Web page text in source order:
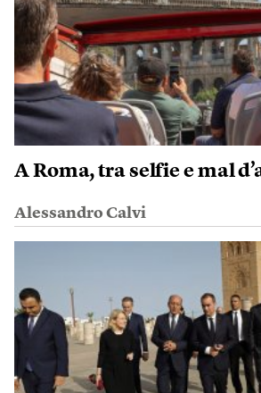
A Roma, tra selfie e mal
Alessandro Calvi